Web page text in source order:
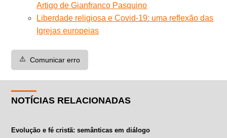
Artigo de Gianfranco Pasquino
Liberdade religiosa e Covid-19: uma reflexão das
Igrejas europeias
⚠️ Comunicar erro
NOTÍCIAS RELACIONADAS
Evolução e fé cristã: semânticas em diálogo